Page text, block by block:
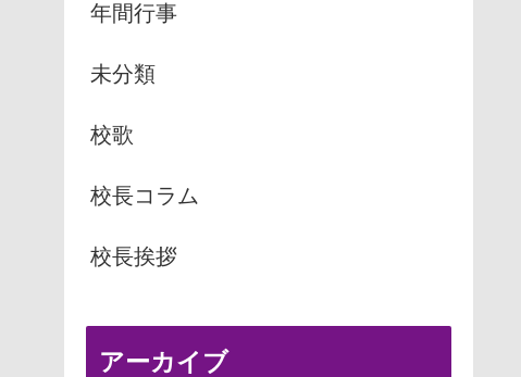
年間行事
未分類
校歌
校長コラム
校長挨拶
アーカイブ